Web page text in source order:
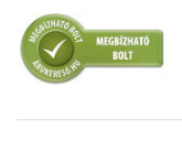
Rögzítőanyag